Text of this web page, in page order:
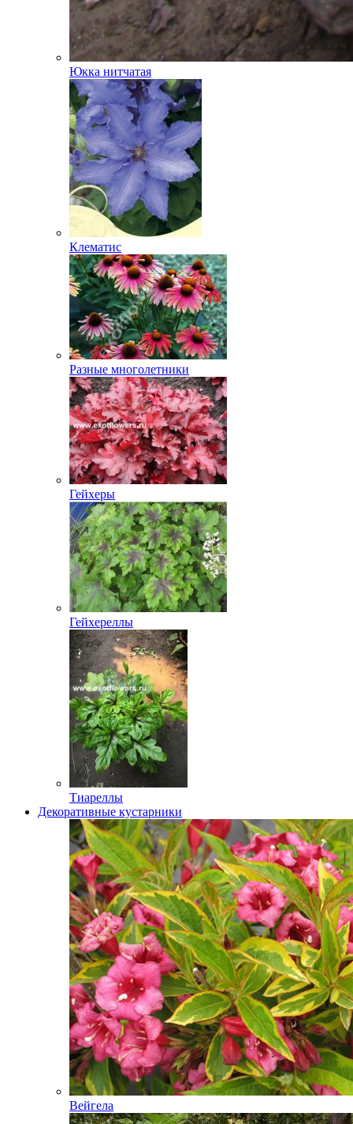
Юкка нитчатая
Клематис
Разные многолетники
Гейхеры
Гейхереллы
Тиареллы
Декоративные кустарники
Вейгела